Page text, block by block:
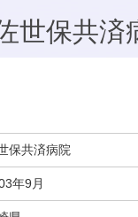
世保共済
保共済病院
年9月